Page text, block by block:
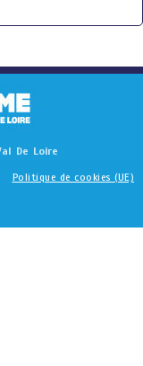
De Loire
Politique de cookies (UE)